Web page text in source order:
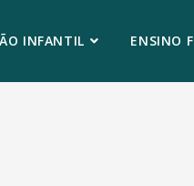
INFANTIL ENSINO